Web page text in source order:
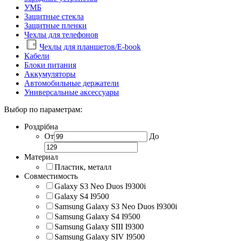
УМБ
Защитные стекла
Защитные пленки
Чехлы для телефонов
Чехлы для планшетов/E-book
Кабели
Блоки питания
Аккумуляторы
Автомобильные держатели
Универсальные аксессуары
Выбор по параметрам:
Роздрібна
От
До
Материал
Пластик, металл
Совместимость
Galaxy S3 Neo Duos I9300i
Galaxy S4 I9500
Samsung Galaxy S3 Neo Duos I9300i
Samsung Galaxy S4 I9500
Samsung Galaxy SIII I9300
Samsung Galaxy SIV I9500